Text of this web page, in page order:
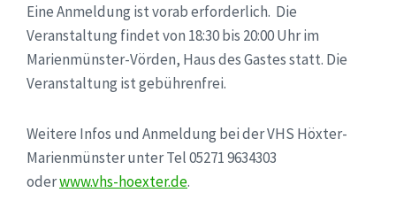
Eine Anmeldung ist vorab erforderlich. Die
Veranstaltung findet von 18:30 bis 20:00 Uhr im
Marienmünster-Vörden, Haus des Gastes statt. Die
Veranstaltung ist gebührenfrei.
Weitere Infos und Anmeldung bei der VHS Höxter-
Marienmünster unter Tel 05271 9634303
oderwww.vhs-hoexter.de.